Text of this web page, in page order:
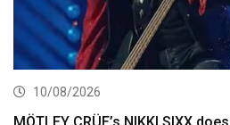
10/08/2026